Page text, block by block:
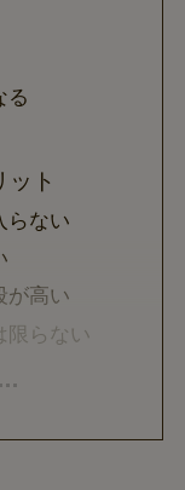
る
ト
ない
高い
らない